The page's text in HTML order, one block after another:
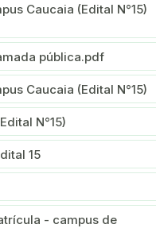
Caucaia (Edital N°15)
pública.pdf
Caucaia (Edital N°15)
N°15)
15
- campus de